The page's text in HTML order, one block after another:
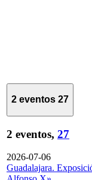
2 eventos 27
2 eventos, 27
2026-07-06
Guadalajara.